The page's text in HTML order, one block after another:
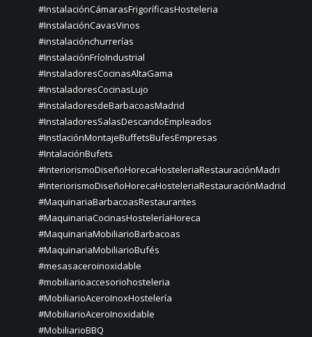
#InstalaciónCámarasFrigoríficasHosteleria
#InstalaciónCavasVinos
#instalaciónchurrerías
#InstalaciónFríoIndustrial
#InstaladoresCocinasAltaGama
#InstaladoresCocinasLujo
#InstaladoresdeBarbacoasMadrid
#InstaladoresSalasDescandoEmpleados
#InstlaciónMontajeBuffetsBufesEmpresas
#IntalaciónBufets
#InteriorismoDiseñoHorecaHosteleriaRestauraciónMadri
#InteriorismoDiseñoHorecaHosteleriaRestauraciónMadrid
#MaquinariaBarbacoasRestaurantes
#MaquinariaCocinasHosteleríaHoreca
#MaquinariaMobiliarioBarbacoas
#MaquinariaMobiliarioBufés
#mesasaceroinoxidable
#mobiliarioaccesoriohosteleria
#MobiliarioAceroInoxHostelería
#MobiliarioAceroInoxidable
#MobiliarioBBQ